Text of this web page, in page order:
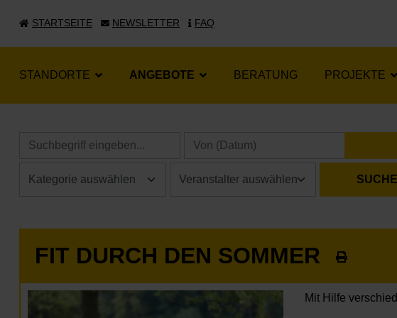
STARTSEITE NEWSLETTER FAQ
STANDORTE ANGEBOTE BERATUNG PROJEKTE
FIT DURCH DEN SOMMER
Mit Hilfe